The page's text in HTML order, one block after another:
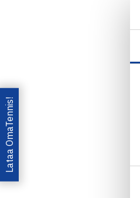
Lataa OmaTennis!